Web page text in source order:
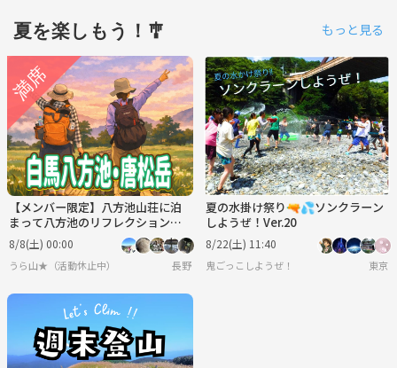
夏を楽しもう！🎐 もっと見る
【メンバー限定】八方池山荘に泊
まって八方池のリフレクション、
高山植物を見に行こう！
8/8(土) 00:00
うら山★（活動休止中） 長野
夏の水掛け祭り🔫💦ソンクラーン
しようぜ！Ver.20
8/22(土) 11:40
鬼ごっこしようぜ！ 東京